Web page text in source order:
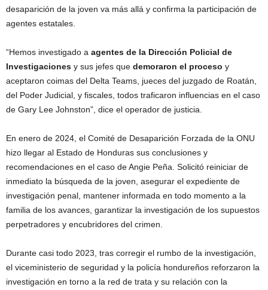
desaparición de la joven va más allá y confirma la participación de
agentes estatales.
“Hemos investigado a agentes de la Dirección Policial de
Investigaciones y sus jefes que demoraron el proceso y
aceptaron coimas del Delta Teams, jueces del juzgado de Roatán,
del Poder Judicial, y fiscales, todos traficaron influencias en el caso
de Gary Lee Johnston”, dice el operador de justicia.
En enero de 2024, el Comité de Desaparición Forzada de la ONU
hizo llegar al Estado de Honduras sus conclusiones y
recomendaciones en el caso de Angie Peña. Solicitó reiniciar de
inmediato la búsqueda de la joven, asegurar el expediente de
investigación penal, mantener informada en todo momento a la
familia de los avances, garantizar la investigación de los supuestos
perpetradores y encubridores del crimen.
Durante casi todo 2023, tras corregir el rumbo de la investigación,
el viceministerio de seguridad y la policía hondureños reforzaron la
investigación en torno a la red de trata y su relación con la